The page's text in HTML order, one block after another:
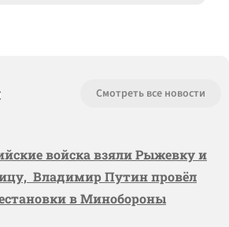
Смотреть все новости
войска взяли Рыжевку и
Владимир Путин провёл
в Минобороны